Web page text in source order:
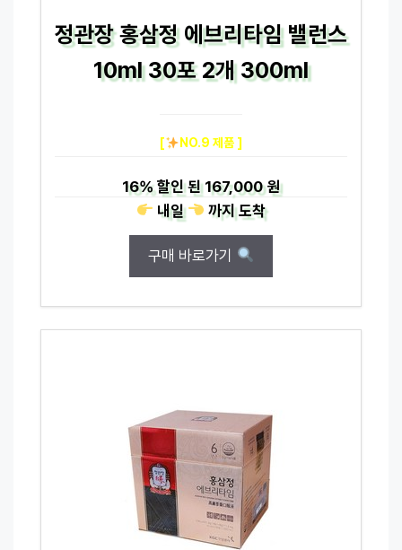
정관장 홍삼정 에브리타임 밸런스
10ml 30포 2개 300ml
[ NO.9 제품 ]
16%할인 된167,000 원
내일
까지도착
구매 바로가기